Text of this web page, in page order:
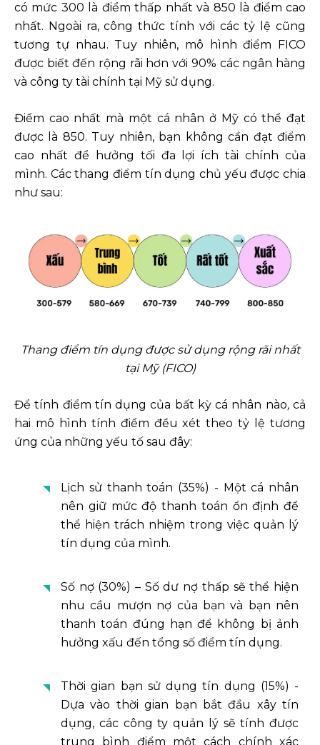
có mức 300 là điểm thấp nhất và 850 là điểm cao
nhất. Ngoài ra, công thức tính với các tỷ lệ cũng
tương tự nhau. Tuy nhiên, mô hình điểm FICO
được biết đến rộng rãi hơn với 90% các ngân hàng
và công ty tài chính tại Mỹ sử dụng.
Điểm cao nhất mà một cá nhân ở Mỹ có thể đạt
được là 850. Tuy nhiên, bạn không cần đạt điểm
cao nhất để hưởng tối đa lợi ích tài chính của
mình. Các thang điểm tín dụng chủ yếu được chia
như sau:
Thang điểm tín dụng được sử dụng rộng rãi nhất
tại Mỹ (FICO)
Để tính điểm tín dụng của bất kỳ cá nhân nào,cả
hai mô hình tính điểm đều xét theo tỷ lệ tương
ứng của những yếu tố sau đây:
Lịch sử thanh toán (35%) - Một cá nhân
nên giữ mức độ thanh toán ổn định để
thể hiện trách nhiệm trong việc quản lý
tín dụng của mình.
Số nợ (30%) – Số dư nợ thấp sẽ thể hiện
nhu cầu mượn nợ của bạn và bạn nên
thanh toán đúng hạn để không bị ảnh
hưởng xấu đến tổng số điểm tín dụng.
Thời gian bạn sử dụng tín dụng (15%) -
Dựa vào thời gian bạn bắt đầu xây tín
dụng, các công ty quản lý sẽ tính được
trung bình điểm một cách chính xác